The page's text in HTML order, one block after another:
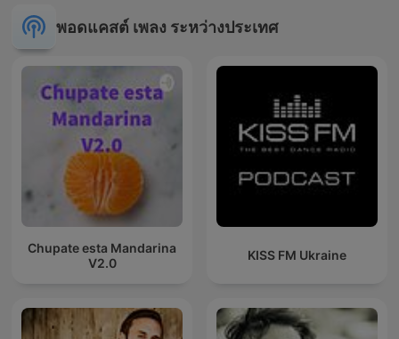
พอดแคสต์ เพลง ระหว่างประเทศ
Chupate esta Mandarina
V2.0
KISS FM Ukraine